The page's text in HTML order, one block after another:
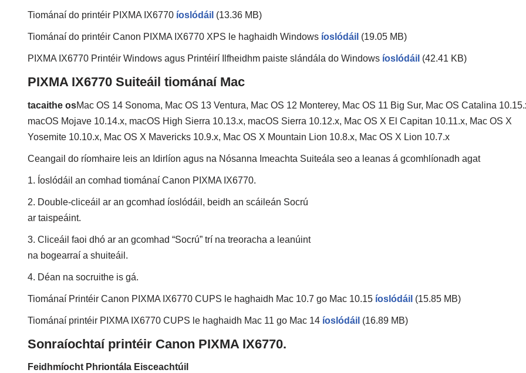
Tiománaí do printéir PIXMA IX6770 íoslódáil (13.36 MB)
Tiománaí do printéir Canon PIXMA IX6770 XPS le haghaidh Windows íoslódáil (19.05 MB)
PIXMA IX6770 Printéir Windows agus Printéirí Ilfheidhm paiste slándála do Windows íoslódáil (42.41 KB)
PIXMA IX6770 Suiteáil tiománaí Mac
tacaithe osMac OS 14 Sonoma, Mac OS 13 Ventura, Mac OS 12 Monterey, Mac OS 11 Big Sur, Mac OS Catalina
macOS Mojave 10.14.x, macOS High Sierra 10.13.x, macOS Sierra 10.12.x, Mac OS X El Capitan 10.11.x, Mac OS X
Yosemite 10.10.x, Mac OS X Mavericks 10.9.x, Mac OS X Mountain Lion 10.8.x, Mac OS X Lion 10.7.x
Ceangail do ríomhaire leis an Idirlíon agus na Nósanna Imeachta Suiteála seo a leanas á gcomhlíonadh agat
1. Íoslódáil an comhad tiománaí Canon PIXMA IX6770.
2. Double-cliceáil ar an gcomhad íoslódáil, beidh an scáileán Socrú
ar taispeáint.
3. Cliceáil faoi dhó ar an gcomhad “Socrú” trí na treoracha a leanúint
na bogearraí a shuiteáil.
4. Déan na socruithe is gá.
Tiománaí Printéir Canon PIXMA IX6770 CUPS le haghaidh Mac 10.7 go Mac 10.15 íoslódáil (15.85 MB)
Tiománaí printéir PIXMA IX6770 CUPS le haghaidh Mac 11 go Mac 14 íoslódáil (16.89 MB)
Sonraíochtaí printéir Canon PIXMA IX6770.
Feidhmíocht Phriontála Eisceachtúil